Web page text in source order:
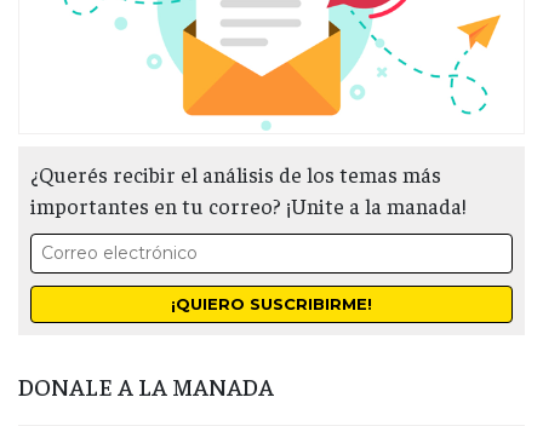
¿Querés recibir el análisis de los temas más
importantes en tu correo? ¡Unite a la manada!
DONALE A LA MANADA